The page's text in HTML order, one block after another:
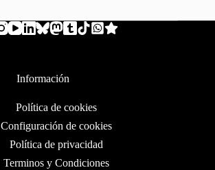
Información
Política de cookies
Configuración de cookies
Política de privacidad
Terminos y Condiciones